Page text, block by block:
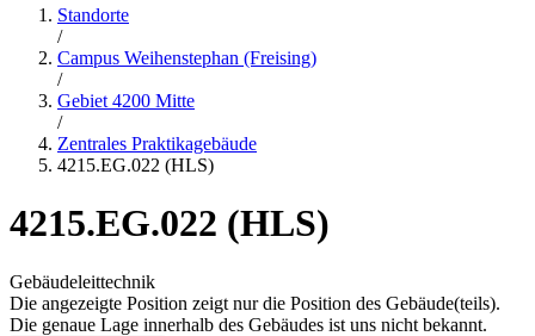
Standorte
/
Campus Weihenstephan (Freising)
/
Gebiet 4200 Mitte
/
Zentrales Praktikagebäude
4215.EG.022 (HLS)
4215.EG.022 (HLS)
Gebäudeleittechnik
Die angezeigte Position zeigt nur die Position des Gebäude(teils).
Die genaue Lage innerhalb des Gebäudes ist uns nicht bekannt.